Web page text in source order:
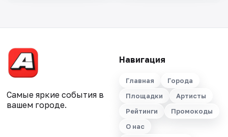
Самые яркие события в
вашем городе.
Навигация
Главная
Города
Площадки
Артисты
Рейтинги
Промокоды
О нас